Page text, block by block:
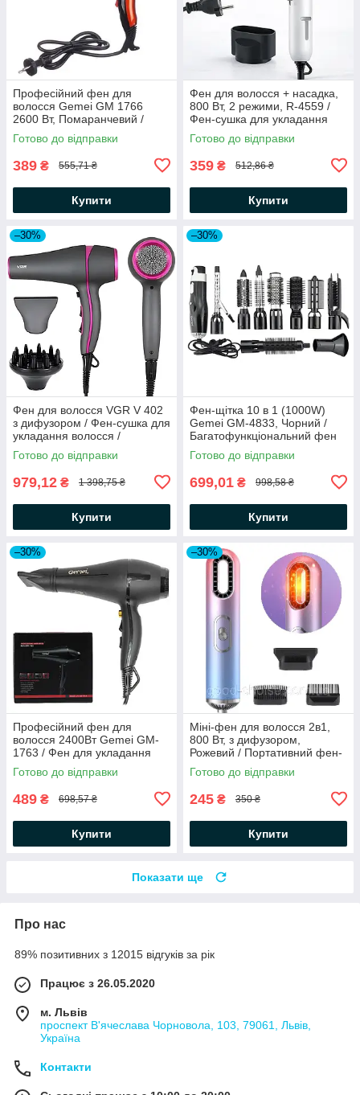
Професійний фен для
волосся Gemei GM 1766
2600 Вт, Помаранчевий /
Маленький фен з насадкою
Готово до відправки
389 ₴ 555,71 ₴
Купити
Фен для волосся + насадка,
800 Вт, 2 режими, R-4559 /
Фен-сушка для укладання
волосся / Дорожній фен
Готово до відправки
359 ₴ 512,86 ₴
Купити
–30%
Фен для волосся VGR V 402
з дифузором / Фен-сушка для
укладання волосся /
Професійний фен
Готово до відправки
979,12 ₴ 1 398,75 ₴
Купити
–30%
Фен-щітка 10 в 1 (1000W)
Gemei GM-4833, Чорний /
Багатофункціональний фен
для волосся / Стайлер
Готово до відправки
699,01 ₴ 998,58 ₴
Купити
–30%
Професійний фен для
волосся 2400Вт Gemei GM-
1763 / Фен для укладання
Готово до відправки
489 ₴ 698,57 ₴
Купити
–30%
Міні-фен для волосся 2в1,
800 Вт, з дифузором,
Рожевий / Портативний фен-
стайлер / Щітка-фен з
насадками
Готово до відправки
245 ₴ 350 ₴
Купити
Показати ще
Про нас
89% позитивних з 12015 відгуків за рік
Працює з 26.05.2020
м. Львів
проспект В'ячеслава Чорновола, 103, 79061, Львів,
Україна
Контакти